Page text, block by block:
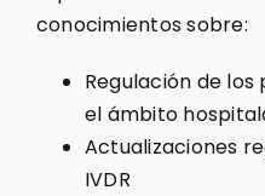
conocimientos sobre:
Regulación de
el ámbito
Actualizaciones
IVDR